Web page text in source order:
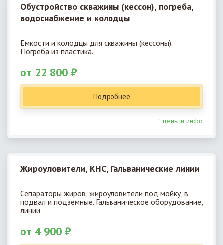
Обустройство скважины (кессон), погреба,
водоснабжение и колодцы
Емкости и колодцы для скважины (кессоны).
Погреба из пластика.
от 22 800 ₽
Подробнее
↑ цены и инфо
Жироуловители, КНС, Гальванические линии
Сепараторы жиров, жироуловители под мойку, в
подвал и подземные. Гальваническое оборудование,
линии
от 4 900 ₽